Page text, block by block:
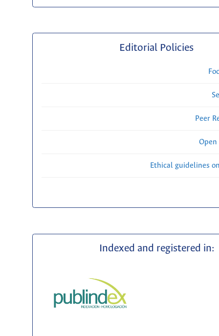
Editorial Policies
Peer
Open
Ethical guidelines
Indexed and registered in: